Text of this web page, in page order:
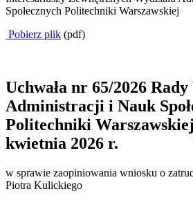
Społecznych Politechniki Warszawskiej
Pobierz plik (pdf)
Uchwała nr 65/2026 Rady
Administracji i Nauk
Politechniki
kwietnia 2026 r.
w sprawie zaopiniowania wniosku o
Piotra Kulickiego